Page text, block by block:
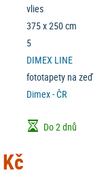
vlies
375 x 250 cm
5
DIMEX LINE
fototapety na zeď
Dimex - ČR
Do 2 dnů